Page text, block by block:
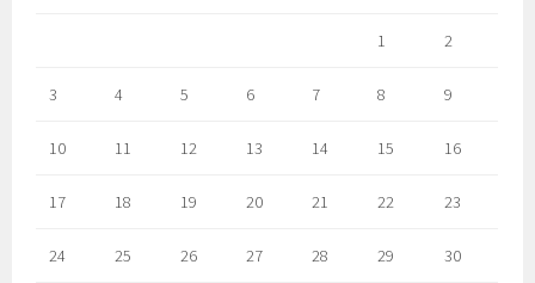
1 2
3 4 5 6 7 8 9
10 11 12 13 14 15 16
17 18 19 20 21 22 23
24 25 26 27 28 29 30